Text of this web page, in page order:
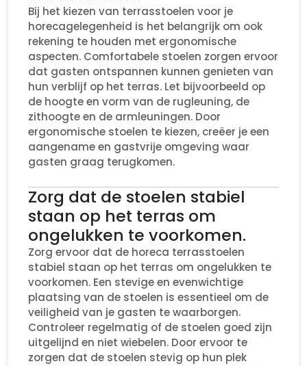
Bij het kiezen van terrasstoelen voor je
horecagelegenheid is het belangrijk om ook
rekening te houden met ergonomische
aspecten. Comfortabele stoelen zorgen ervoor
dat gasten ontspannen kunnen genieten van
hun verblijf op het terras. Let bijvoorbeeld op
de hoogte en vorm van de rugleuning, de
zithoogte en de armleuningen. Door
ergonomische stoelen te kiezen, creëer je een
aangename en gastvrije omgeving waar
gasten graag terugkomen.
Zorg dat de stoelen stabiel
staan op het terras om
ongelukken te voorkomen.
Zorg ervoor dat de horeca terrasstoelen
stabiel staan op het terras om ongelukken te
voorkomen. Een stevige en evenwichtige
plaatsing van de stoelen is essentieel om de
veiligheid van je gasten te waarborgen.
Controleer regelmatig of de stoelen goed zijn
uitgelijnd en niet wiebelen. Door ervoor te
zorgen dat de stoelen stevig op hun plek